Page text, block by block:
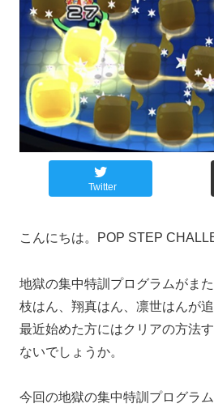
Twitter
こんにちは。POP STEP
地獄の集中特訓プログラムがま
枝はん、翔真はん、凛世はんが
最近始めた方にはクリアの方法
ないでしょうか。
今回の地獄の集中特訓プログラ